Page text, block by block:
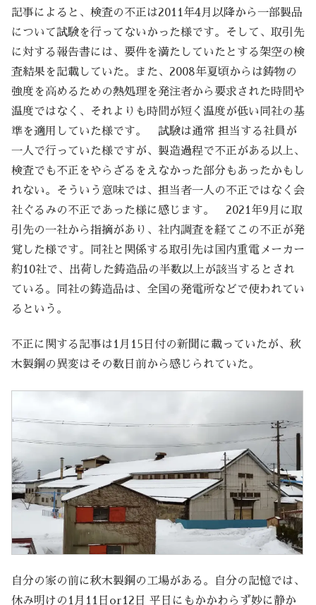
記事によると、検査の不正は2011年4月以降から一部製品
について試験を行ってないかった様です。そして、取引先
に対する報告書には、要件を満たしていたとする架空の検
査結果を記載していた。また、2008年夏頃からは鋳物の
強度を高めるための熱処理を発注者から要求された時間や
温度ではなく、それよりも時間が短く温度が低い同社の基
準を適用していた様です。 試験は通常 担当する社員が
一人で行っていた様ですが、製造過程で不正がある以上、
検査でも不正をやらざるをえなかった部分もあったかもし
れない。そういう意味では、担当者一人の不正ではなく会
社ぐるみの不正であった様に感じます。 2021年9月に取
引先の一社から指摘があり、社内調査を経てこの不正が発
覚した様です。同社と関係する取引先は国内重電メーカー
約10社で、出荷した鋳造品の半数以上が該当するとされ
ている。同社の鋳造品は、全国の発電所などで使われてい
るという。
不正に関する記事は1月15日付の新聞に載っていたが、秋
木製鋼の異変はその数日前から感じられていた。
自分の家の前に秋木製鋼の工場がある。自分の記憶では、
休み明けの1月11日or12日 平日にもかかわらず妙に静か